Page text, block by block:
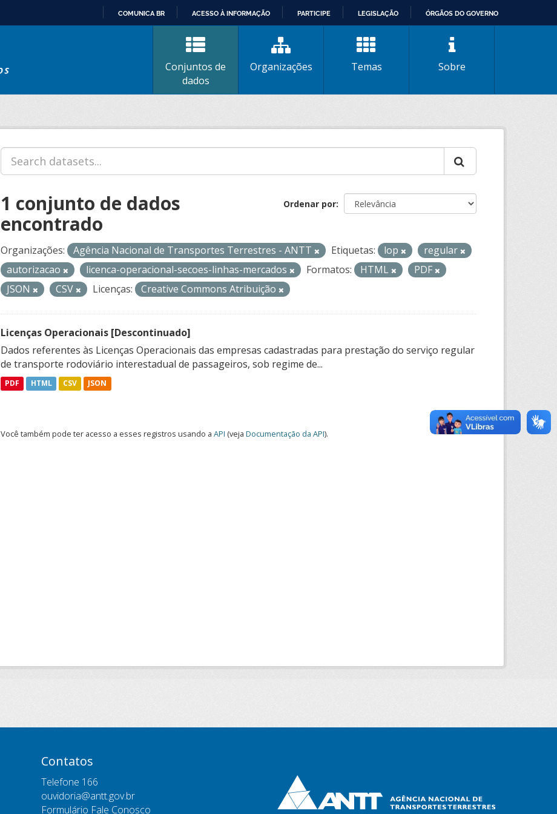
CONTEÚDO
COMUNICA BR ACESSO À INFORMAÇÃO PARTICIPE LEGISLAÇÃO ÓRGÃOS DO GOVERNO
Conjuntos de
dados
Organizações Temas Sobre
Ordenar por
1 conjunto de dados
encontrado
Organizações: Agência Nacional de Transportes Terrestres - ANTT Etiquetas: lop
regular
autorizacao
licenca-operacional-secoes-linhas-mercados Formatos: HTML
PDF
JSON
CSV Licenças: Creative Commons Atribuição
Licenças Operacionais [Descontinuado]
Dados referentes às Licenças Operacionais das empresas cadastradas para prestação do serviço regular
de transporte rodoviário interestadual de passageiros, sob regime de...
PDF HTML CSV JSON
Você também pode ter acesso a esses registros usando a API (veja Documentação da API).
Contatos
Telefone 166
ouvidoria@antt.gov.br
Formulário Fale Conosco